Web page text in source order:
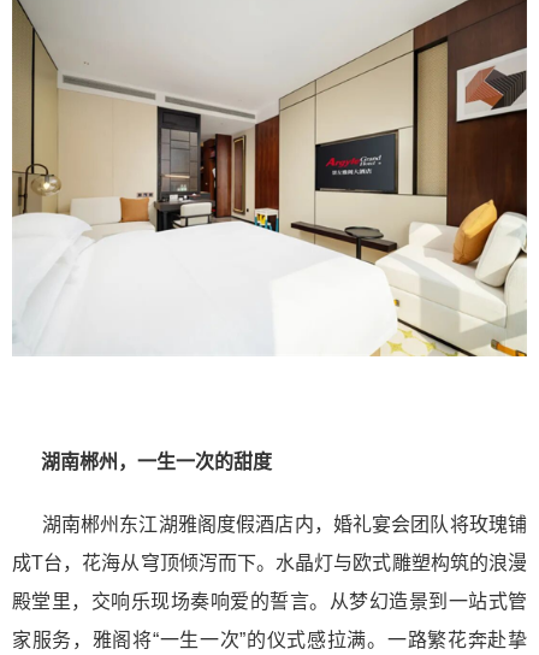
湖南郴州，一生一次的甜度
湖南郴州东江湖雅阁度假酒店内，婚礼宴会团队将玫瑰铺
成T台，花海从穹顶倾泻而下。水晶灯与欧式雕塑构筑的浪漫
殿堂里，交响乐现场奏响爱的誓言。从梦幻造景到一站式管
家服务，雅阁将“一生一次”的仪式感拉满。一路繁花奔赴挚